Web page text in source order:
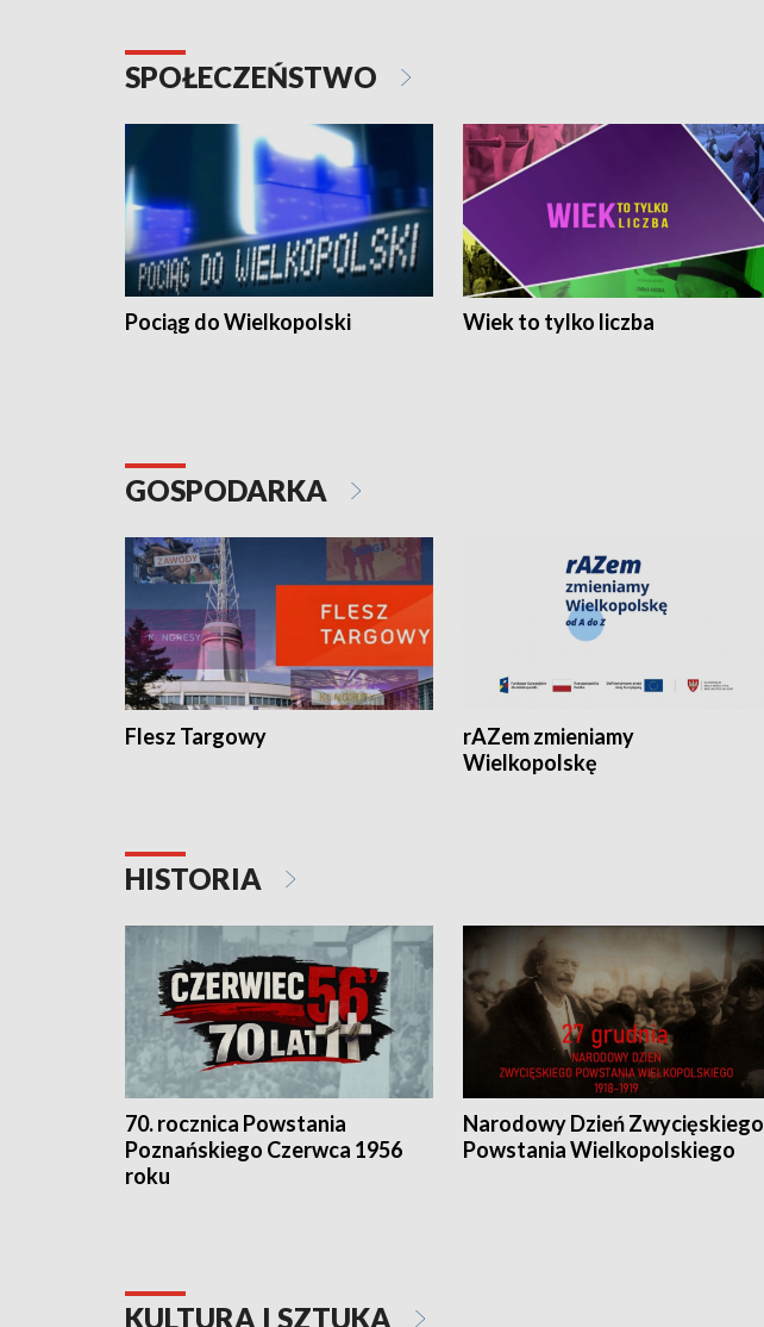
SPOŁECZEŃSTWO
Pociąg do Wielkopolski Wiek to tylko liczba
GOSPODARKA
Flesz Targowy
rAZem zmieniamy
Wielkopolskę
HISTORIA
70. rocznica Powstania
Poznańskiego Czerwca 1956
roku
Narodowy Dzień Zwycięskiego
Powstania Wielkopolskiego
KULTURA I SZTUKA